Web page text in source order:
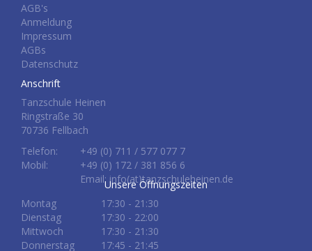
AGB's
Anmeldung
Impressum
AGBs
Datenschutz
Anschrift
Tanzschule Heinen
Ringstraße 30
70736 Fellbach
Telefon:
+49 (0) 711 / 577 077 7
Mobil:
+49 (0) 172 / 381 856 6
Email: info(at)tanzschuleheinen.de
Unsere Öffnungszeiten
Montag
17:30 - 21:30
Dienstag
17:30 - 22:00
Mittwoch
17:30 - 21:30
Donnerstag
17:45 - 21:45